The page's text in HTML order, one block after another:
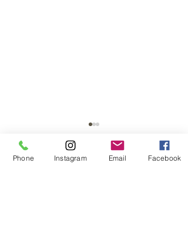
Phone Instagram Email Facebook